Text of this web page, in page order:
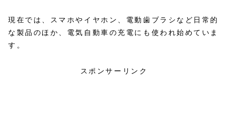
現在では、スマホやイヤホン、電動歯ブラシなど日常的
な製品のほか、電気自動車の充電にも使われ始めていま
す。
スポンサーリンク